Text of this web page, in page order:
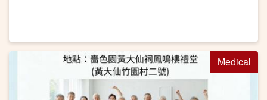
Medical